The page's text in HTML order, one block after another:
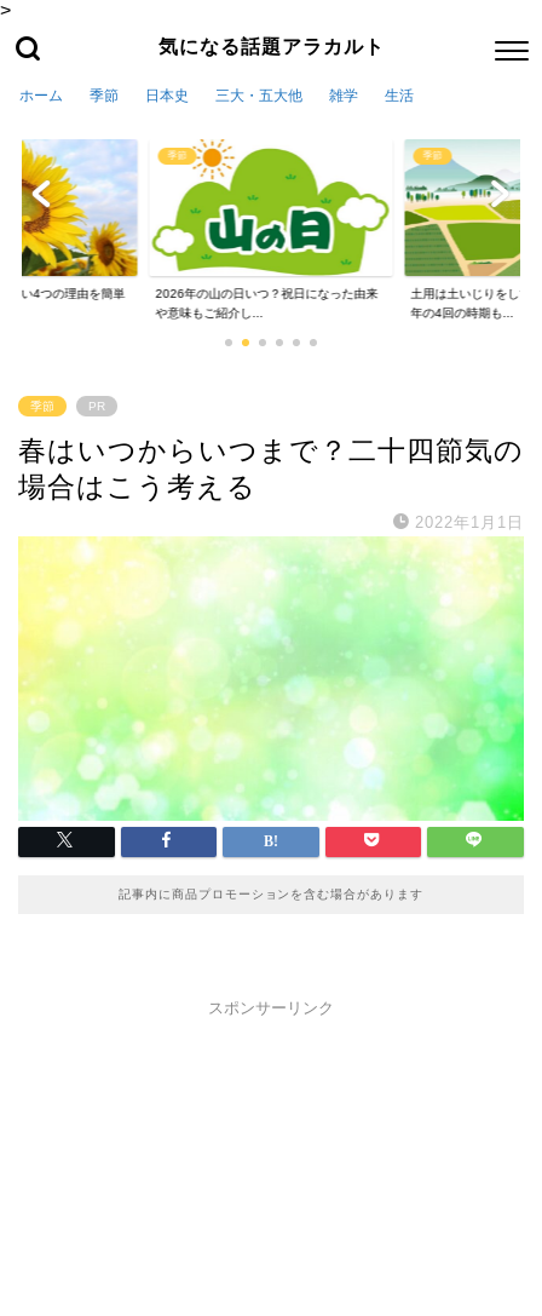
>
気になる話題アラカルト
ホーム 季節 日本史 三大・五大他 雑学 生活
ない4つの理由を簡単
季節
2026年の山の日いつ？祝日になった由来
や意味もご紹介し...
季節
土用は土いじりをして
年の4回の時期も...
季節 PR
春はいつからいつまで？二十四節気の
場合はこう考える
2022年1月1日
記事内に商品プロモーションを含む場合があります
スポンサーリンク